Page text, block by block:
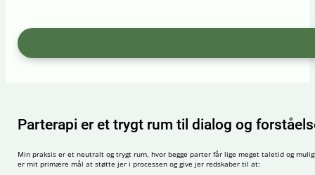
Parterapi er et trygt rum til dialog og
Min praksis er et neutralt og trygt rum, hvor begge parter får lige meget taletid og
er mit primære mål at støtte jer i processen og give jer redskaber til at: